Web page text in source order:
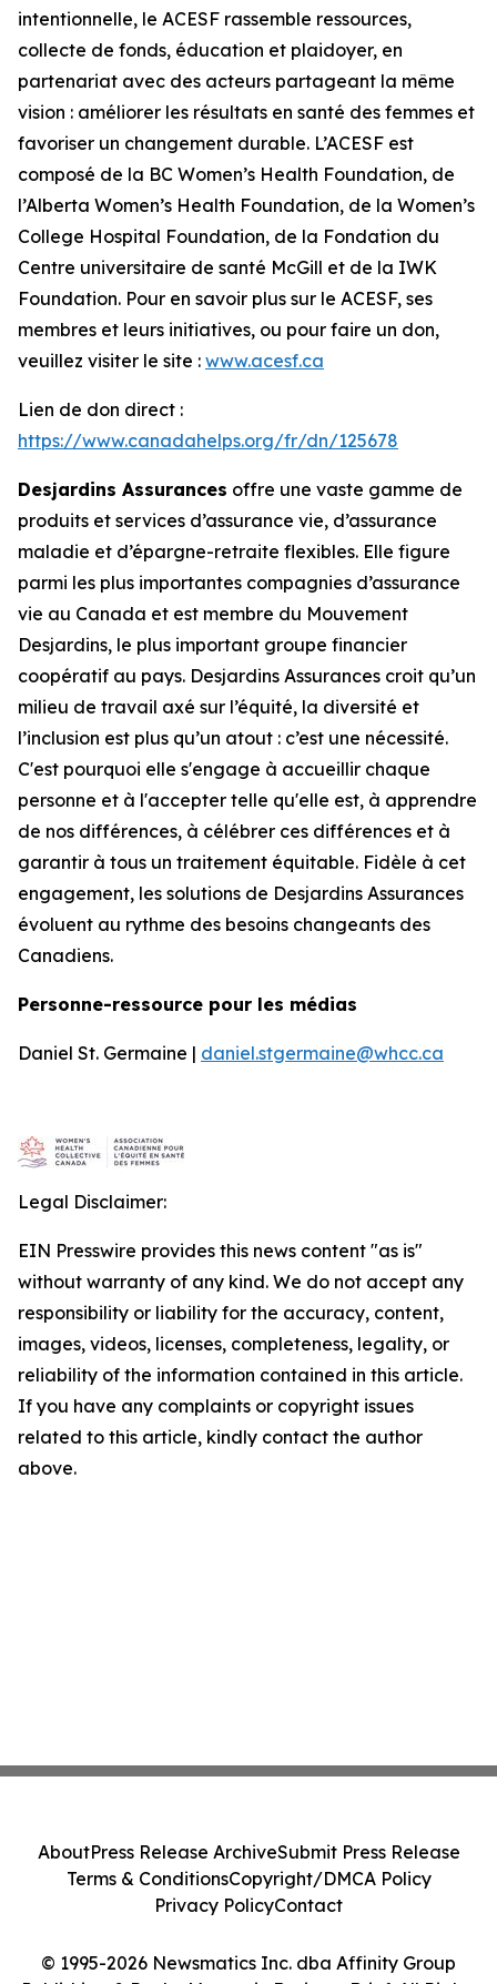
intentionnelle, le ACESF rassemble ressources,
collecte de fonds, éducation et plaidoyer, en
partenariat avec des acteurs partageant la même
vision : améliorer les résultats en santé des femmes et
favoriser un changement durable. L’ACESF est
composé de la BC Women’s Health Foundation, de
l’Alberta Women’s Health Foundation, de la Women’s
College Hospital Foundation, de la Fondation du
Centre universitaire de santé McGill et de la IWK
Foundation. Pour en savoir plus sur le ACESF, ses
membres et leurs initiatives, ou pour faire un don,
veuillez visiter le site : www.acesf.ca
Lien de don direct :
https://www.canadahelps.org/fr/dn/125678
Desjardins Assurances offre une vaste gamme de
produits et services d’assurance vie, d’assurance
maladie et d’épargne-retraite flexibles. Elle figure
parmi les plus importantes compagnies d’assurance
vie au Canada et est membre du Mouvement
Desjardins, le plus important groupe financier
coopératif au pays. Desjardins Assurances croit qu’un
milieu de travail axé sur l’équité, la diversité et
l’inclusion est plus qu’un atout : c’est une nécessité.
C'est pourquoi elle s'engage à accueillir chaque
personne et à l'accepter telle qu'elle est, à apprendre
de nos différences, à célébrer ces différences et à
garantir à tous un traitement équitable. Fidèle à cet
engagement, les solutions de Desjardins Assurances
évoluent au rythme des besoins changeants des
Canadiens.
Personne-ressource pour les médias
Daniel St. Germaine | daniel.stgermaine@whcc.ca
Legal Disclaimer:
EIN Presswire provides this news content "as is"
without warranty of any kind. We do not accept any
responsibility or liability for the accuracy, content,
images, videos, licenses, completeness, legality, or
reliability of the information contained in this article.
If you have any complaints or copyright issues
related to this article, kindly contact the author
above.
© 1995-2026 Newsmatics Inc. dba Affinity Group
AboutPress Release ArchiveSubmit Press Release
Terms & ConditionsCopyright/DMCA Policy
Privacy PolicyContact